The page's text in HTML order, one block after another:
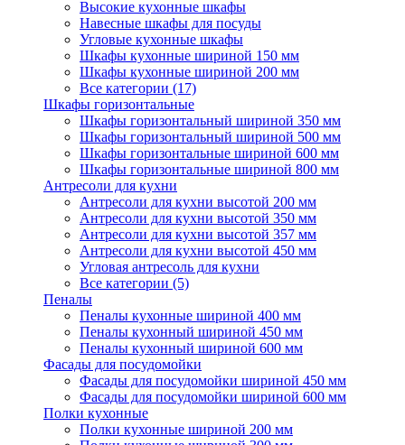
Высокие кухонные шкафы
Навесные шкафы для посуды
Угловые кухонные шкафы
Шкафы кухонные шириной 150 мм
Шкафы кухонные шириной 200 мм
Все категории (17)
Шкафы горизонтальные
Шкафы горизонтальный шириной 350 мм
Шкафы горизонтальный шириной 500 мм
Шкафы горизонтальные шириной 600 мм
Шкафы горизонтальные шириной 800 мм
Антресоли для кухни
Антресоли для кухни высотой 200 мм
Антресоли для кухни высотой 350 мм
Антресоли для кухни высотой 357 мм
Антресоли для кухни высотой 450 мм
Угловая антресоль для кухни
Все категории (5)
Пеналы
Пеналы кухонные шириной 400 мм
Пеналы кухонный шириной 450 мм
Пеналы кухонный шириной 600 мм
Фасады для посудомойки
Фасады для посудомойки шириной 450 мм
Фасады для посудомойки шириной 600 мм
Полки кухонные
Полки кухонные шириной 200 мм